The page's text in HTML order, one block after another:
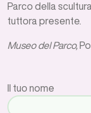
Parco della
tuttora presente.
Museo del Parco,
Il tuo nome